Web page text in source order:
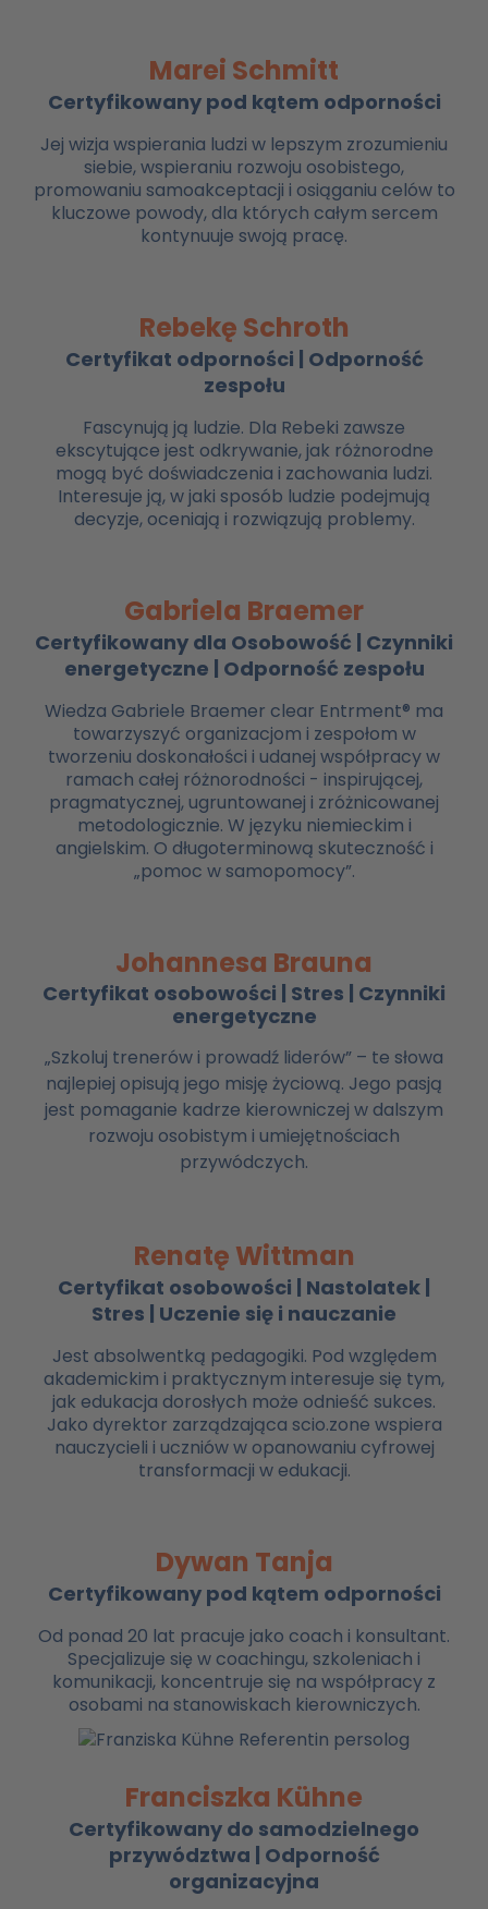
Marei Schmitt
Certyfikowany pod kątem odporności
Jej wizja wspierania ludzi w lepszym zrozumieniu
siebie, wspieraniu rozwoju osobistego,
promowaniu samoakceptacji i osiąganiu celów to
kluczowe powody, dla których całym sercem
kontynuuje swoją pracę.
Rebekę Schroth
Certyfikat odporności | Odporność
zespołu
Fascynują ją ludzie. Dla Rebeki zawsze
ekscytujące jest odkrywanie, jak różnorodne
mogą być doświadczenia i zachowania ludzi.
Interesuje ją, w jaki sposób ludzie podejmują
decyzje, oceniają i rozwiązują problemy.
Gabriela Braemer
Certyfikowany dla Osobowość | Czynniki
energetyczne | Odporność zespołu
Wiedza Gabriele Braemer clear Entrment® ma
towarzyszyć organizacjom i zespołom w
tworzeniu doskonałości i udanej współpracy w
ramach całej różnorodności - inspirującej,
pragmatycznej, ugruntowanej i zróżnicowanej
metodologicznie. W języku niemieckim i
angielskim. O długoterminową skuteczność i
„pomoc w samopomocy”.
Johannesa Brauna
Certyfikat osobowości | Stres | Czynniki
energetyczne
„Szkoluj trenerów i prowadź liderów” – te słowa
najlepiej opisują jego misję życiową. Jego pasją
jest pomaganie kadrze kierowniczej w dalszym
rozwoju osobistym i umiejętnościach
przywódczych.
Renatę Wittman
Certyfikat osobowości | Nastolatek |
Stres | Uczenie się i nauczanie
Jest absolwentką pedagogiki. Pod względem
akademickim i praktycznym interesuje się tym,
jak edukacja dorosłych może odnieść sukces.
Jako dyrektor zarządzająca scio.zone wspiera
nauczycieli i uczniów w opanowaniu cyfrowej
transformacji w edukacji.
Dywan Tanja
Certyfikowany pod kątem odporności
Od ponad 20 lat pracuje jako coach i konsultant.
Specjalizuje się w coachingu, szkoleniach i
komunikacji, koncentruje się na współpracy z
osobami na stanowiskach kierowniczych.
Franciszka Kühne
Certyfikowany do samodzielnego
przywództwa | Odporność
organizacyjna